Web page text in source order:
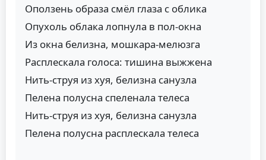
Оползень образа смёл глаза с облика
Опухоль облака лопнула в пол-окна
Из окна белизна, мошкара-мелюзга
Расплескала голоса: тишина выжжена
Нить-струя из хуя, белизна санузла
Пелена полусна спеленала телеса
Нить-струя из хуя, белизна санузла
Пелена полусна расплескала телеса